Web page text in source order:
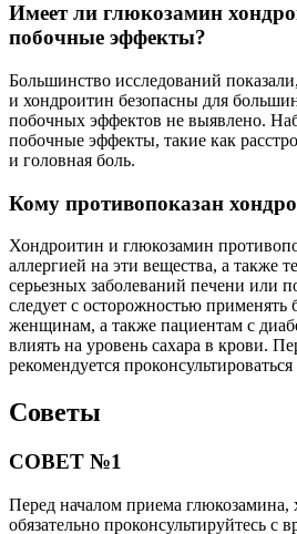
Имеет ли глюкозамин
побочные эффекты?
Большинство исследований
и хондроитин безопасны для
побочных эффектов не выявлено.
побочные эффекты, такие как
и головная боль.
Кому противопоказан
Хондроитин и глюкозамин
аллергией на эти вещества, а также
серьезных заболеваний печени или
следует с осторожностью
женщинам, а также пациентам с
влиять на уровень сахара в крови.
рекомендуется
Советы
СОВЕТ №1
Перед началом приема
обязательно проконсультируйтесь с